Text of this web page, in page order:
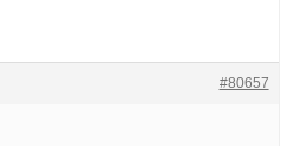
#80657